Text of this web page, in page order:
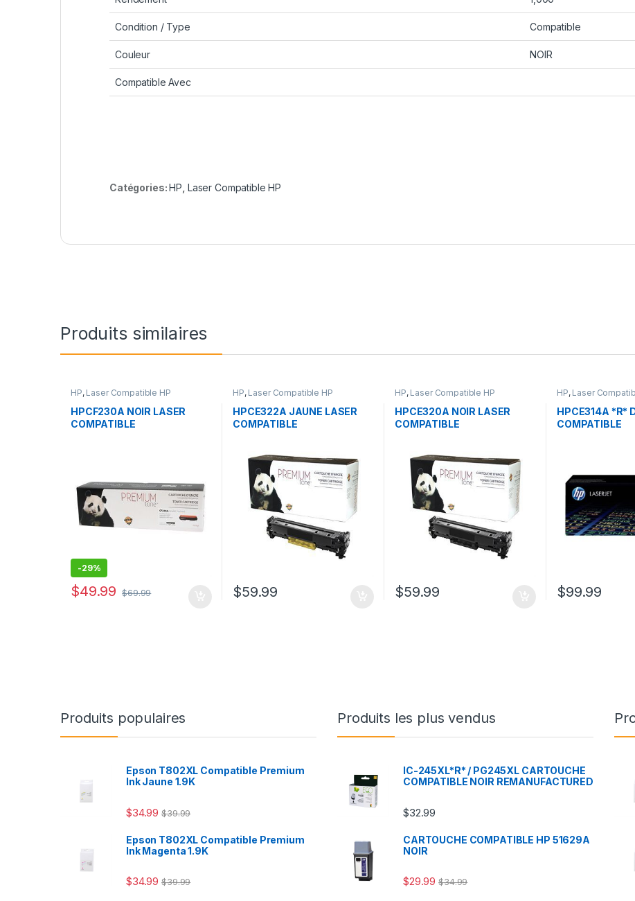
Condition / Type Compatible
Couleur NOIR
Compatible Avec
Catégories:HP Laser Compatible HP
Produits similaires
HP, Laser Compatible HP
HPCF230A NOIR LASER
COMPATIBLE
-29%
$49.99 $69.99
HP, Laser Compatible HP
HPCE322A JAUNE LASER
COMPATIBLE
$59.99
HP, Laser Compatible HP
HPCE320A NOIR LASER
COMPATIBLE
$59.99
HP, Laser
HPCE314A *R*
COMPATIBLE
$99.99
Produits populaires
Epson T802XL Compatible Premium
Ink Jaune 1.9K
$34.99 $39.99
Epson T802XL Compatible Premium
Ink Magenta 1.9K
$34.99 $39.99
Produits les plus vendus
IC-245XL*R* / PG245XL CARTOUCHE
COMPATIBLE NOIR REMANUFACTURED
$32.99
CARTOUCHE COMPATIBLE HP 51629A
NOIR
$29.99 $34.99